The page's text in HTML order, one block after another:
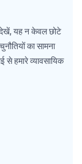
देखें, यह न केवल छोटे
का सामना
हमारे व्यावसायिक